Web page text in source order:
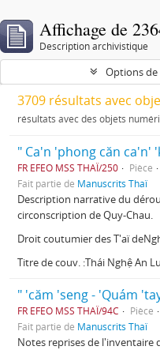
Affichage de
Description archivistique
Options de
3709 résultats avec
résultats avec des objets
" Ca'n 'phong căn ca'n'
FR EFEO MSS THAÏ/250
Pièce
Fait partie de Manuscrits Thaï
Description narrative du
circonscription de Quy-Chau.
Droit coutumier des T'aï
Titre de couv. :Thái Nghệ An
" 'căm 'seng - 'Quám
FR EFEO MSS THAÏ/94C
Pièce
Fait partie de Manuscrits Thaï
Notes reprises de l'inventaire